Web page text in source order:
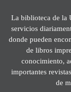
La biblioteca de la
servicios
donde pueden
de libros
conocimiento,
importantes
de